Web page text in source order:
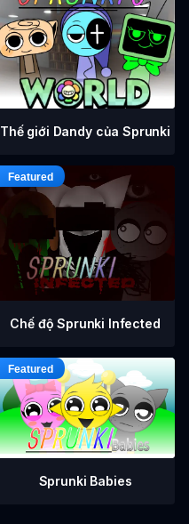
Thế giới Dandy của Sprunki
Chế độ Sprunki Infected
Sprunki Babies